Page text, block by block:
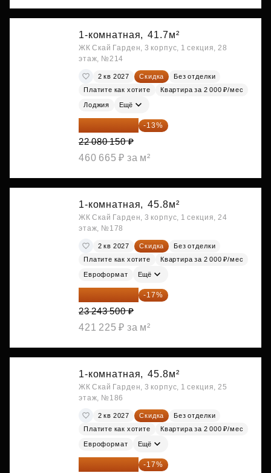
1-комнатная, 41.7м²
ЖК Скай Гарден, 3 корпус, 1 секция, 28
этаж, №214
2 кв 2027 Скидка
Без отделки
Платите как хотите
Квартира за 2 000 ₽/мес
Лоджия Ещё
19 209 731 ₽ -13%
22 080 150 ₽
460 665 ₽ за м²
1-комнатная, 45.8м²
ЖК Скай Гарден, 3 корпус, 1 секция, 24
этаж, №178
2 кв 2027 Скидка
Без отделки
Платите как хотите
Квартира за 2 000 ₽/мес
Евроформат Ещё
19 292 105 ₽ -17%
23 243 500 ₽
421 225 ₽ за м²
1-комнатная, 45.8м²
ЖК Скай Гарден, 3 корпус, 1 секция, 25
этаж, №186
2 кв 2027 Скидка
Без отделки
Платите как хотите
Квартира за 2 000 ₽/мес
Евроформат Ещё
19 349 126 ₽ -17%